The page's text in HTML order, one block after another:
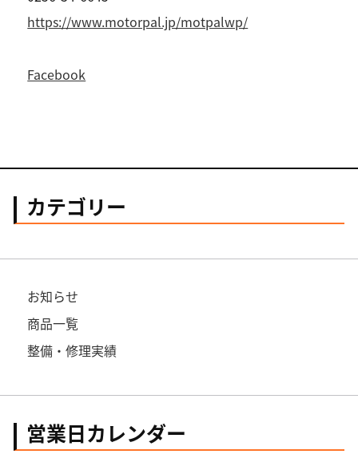
https://www.motorpal.jp/motpalwp/
Facebook
カテゴリー
お知らせ
商品一覧
整備・修理実績
営業日カレンダー